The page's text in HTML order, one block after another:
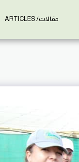
مقالات/ ARTICLES